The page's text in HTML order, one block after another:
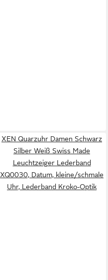
XEN Quarzuhr Damen Schwarz
Silber Weiß Swiss Made
Leuchtzeiger Lederband
XQ0030, Datum, kleine/schmale
Uhr, Lederband Kroko-Optik